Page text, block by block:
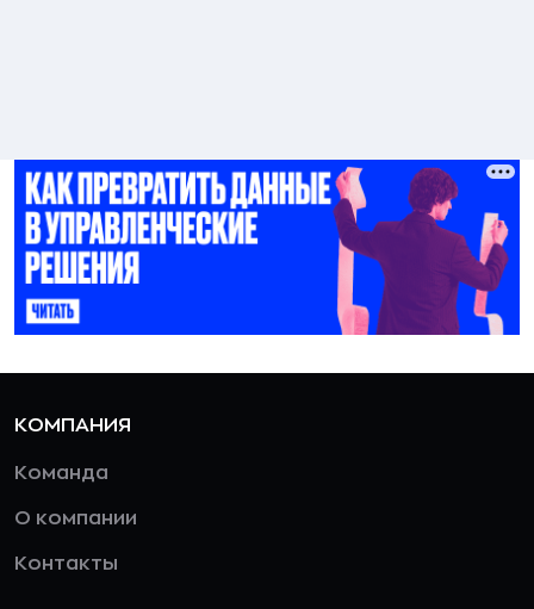
КОМПАНИЯ
Команда
О компании
Контакты